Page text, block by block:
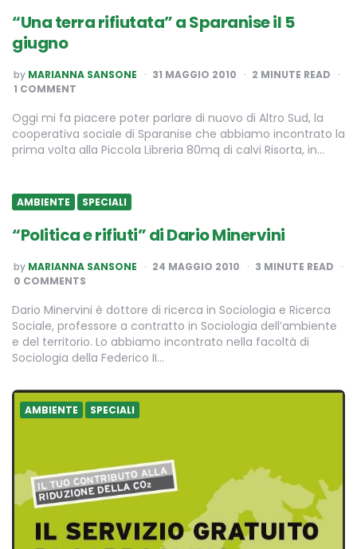
“Una terra rifiutata” a Sparanise il 5
giugno
POSTED
BY
by MARIANNA SANSONE 31 MAGGIO 2010 2 MINUTE READ
1 COMMENT
Oggi mi fa piacere poter parlare di nuovo di Altro Sud, la
cooperativa sociale di Sparanise che abbiamo incontrato la
prima volta alla Piccola Libreria 80mq di calvi Risorta, in…
AMBIENTE SPECIALI
“Politica e rifiuti” di Dario Minervini
POSTED
BY
by MARIANNA SANSONE 24 MAGGIO 2010 3 MINUTE READ
0 COMMENTS
Dario Minervini è dottore di ricerca in Sociologia e Ricerca
Sociale, professore a contratto in Sociologia dell’ambiente
e del territorio. Lo abbiamo incontrato nella facoltà di
Sociologia della Federico II…
AMBIENTE SPECIALI